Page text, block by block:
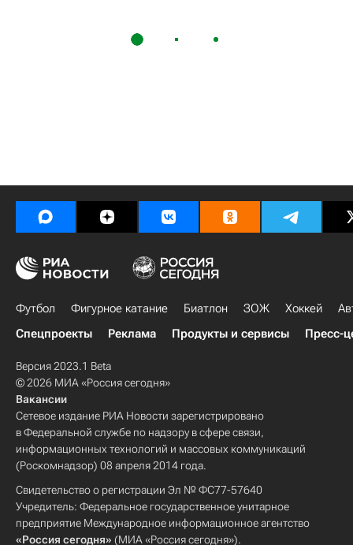
Футбол Фигурное катание Биатлон ЗОЖ Хоккей
Спецпроекты
Реклама Продукты и сервисы Пресс-
Версия 2023.1 Beta
© 2026 МИА «Россия сегодня»
Вакансии
Сетевое издание РИА Новости зарегистрировано
в Федеральной службе по надзору в сфере связи,
информационных технологий и массовых коммуникаций
(Роскомнадзор) 08 апреля 2014 года.
Свидетельство о регистрации Эл № ФС77-57640
Учредитель: Федеральное государственное унитарное
предприятие Международное информационное агентство
«Россия сегодня» (МИА «Россия сегодня»).